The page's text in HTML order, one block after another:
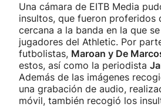
Una cámara de EITB Media
insultos, que fueron proferidos
cercana a la banda en la que
jugadores del Athletic. Por
futbolistas, Maroan y De
estos, así como la periodista
Además de las imágenes
una grabación de audio,
móvil, también recogió los